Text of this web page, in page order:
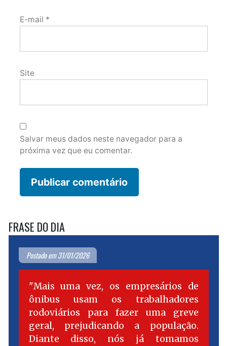
E-mail *
Site
Salvar meus dados neste navegador para a
próxima vez que eu comentar.
FRASE DO DIA
Postado em 31/01/2026
Mais uma vez, os empresários de
ônibus usam os trabalhadores
rodoviários para fazer uma greve
geral, prejudicando a população.
Diante disso, nós já tomamos